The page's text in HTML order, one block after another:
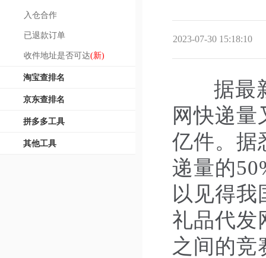
入仓合作
已退款订单
收件地址是否可达(新)
淘宝查排名
京东查排名
拼多多工具
其他工具
2023-07-30 15:18:10
据最新
网快递量
亿件。据
递量的
以见得
礼品代发
之间的竞